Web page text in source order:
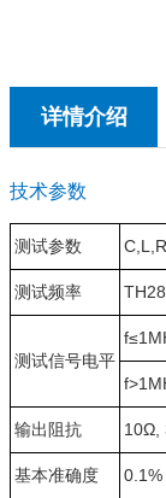
详情介绍
技术参数
测试参数
测试频率
测试信号电平
输出阻抗 10Ω,
基本准确度 0.1%